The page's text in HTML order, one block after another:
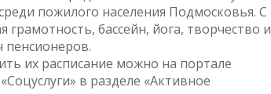
пожилого населения Подмосковья. С
бассейн, йога, творчество и
пенсионеров.
их расписание можно на портале
в разделе «Активное